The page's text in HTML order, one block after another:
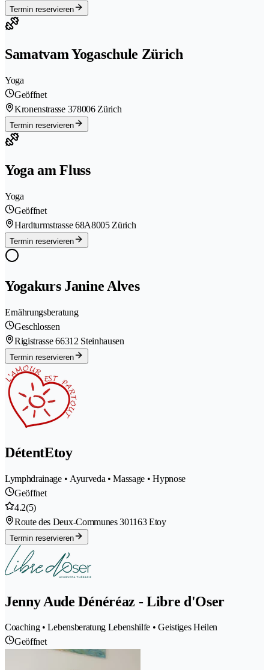
Termin reservieren
Samatvam Yogaschule Zürich
Yoga
Geöffnet
Kronenstrasse 378006 Zürich
Termin reservieren
Yoga am Fluss
Yoga
Geöffnet
Hardturmstrasse 68A8005 Zürich
Termin reservieren
Yogakurs Janine Alves
Ernährungsberatung
Geschlossen
Rigistrasse 66312 Steinhausen
Termin reservieren
DétentEtoy
Lymphdrainage • Ayurveda • Massage • Hypnose
Geöffnet
4.2(5)
Route des Deux-Communes 301163 Etoy
Termin reservieren
Jenny Aude Dénéréaz - Libre d'Oser
Coaching • Lebensberatung Lebenshilfe • Geistiges Heilen
Geöffnet